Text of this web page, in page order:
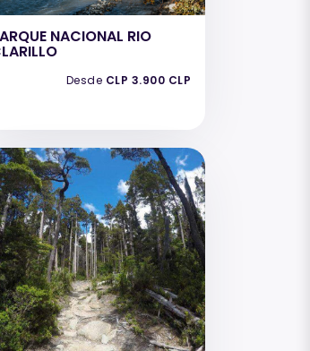
NACIONAL RIO
Desde CLP 3.900 CLP